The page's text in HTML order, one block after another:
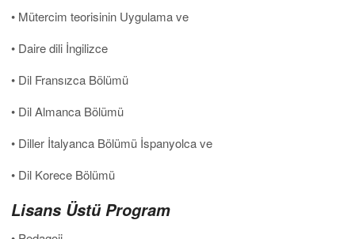
• Mütercim teorisinin Uygulama ve
• Daire dili İngilizce
• Dil Fransızca Bölümü
• Dil Almanca Bölümü
• Diller İtalyanca Bölümü İspanyolca ve
• Dil Korece Bölümü
Lisans Üstü Program